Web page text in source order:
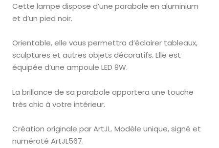
Cette lampe dispose d’une parabole en aluminium
et d’un pied noir.
Orientable, elle vous permettra d’éclairer tableaux,
sculptures et autres objets décoratifs. Elle est
équipée d’une ampoule LED 9W.
La brillance de sa parabole apportera une touche
très chic à votre intérieur.
Création originale par ArtJL. Modèle unique, signé et
numéroté ArtJL567.